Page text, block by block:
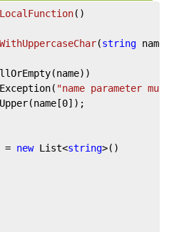
( )
(string name
"name parameter
0]);
= new List<string>()